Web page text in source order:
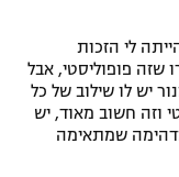
לי הזכות
היה בן 17. אז אמרו שזה פופוליסטי, אבל
יש לו שילוב של כל
וזה חשוב מאוד, יש
מדהימה שמתאימה